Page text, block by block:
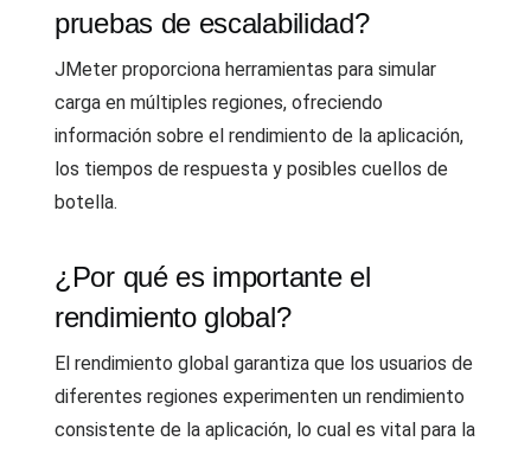
pruebas de escalabilidad?
JMeter proporciona herramientas para simular
carga en múltiples regiones, ofreciendo
información sobre el rendimiento de la aplicación,
los tiempos de respuesta y posibles cuellos de
botella.
¿Por qué es importante el
rendimiento global?
El rendimiento global garantiza que los usuarios de
diferentes regiones experimenten un rendimiento
consistente de la aplicación, lo cual es vital para la